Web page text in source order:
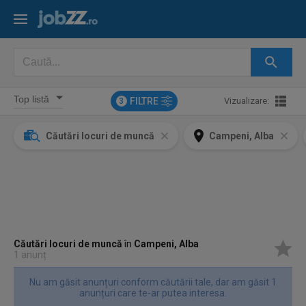
3 FILTRE Vizualizare:
Căutări locuri de muncă Campeni, Alba
Căutări locuri de muncăîn Campeni, Alba
1 anunț
Nu am găsit anunțuri conform căutării tale, dar am găsit 1
anunțuri care te-ar putea interesa.